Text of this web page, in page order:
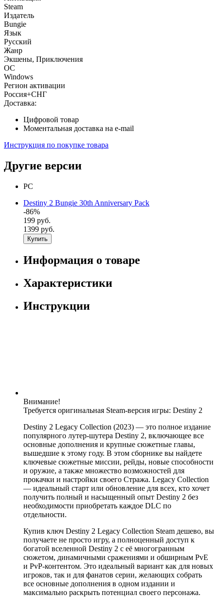
Steam
Издатель
Bungie
Язык
Русский
Жанр
Экшены, Приключения
ОС
Windows
Регион активации
Россия+СНГ
Доставка:
Цифровой товар
Моментальная доставка на e-mail
Инструкция по покупке товара
Другие версии
PC
Destiny 2 Bungie 30th Anniversary Pack
-86%
199 руб.
1399 руб.
Купить
Информация о товаре
Характеристики
Инструкции
Внимание!
Требуется оригинальная Steam-версия игры: Destiny 2
Destiny 2 Legacy Collection (2023) — это полное издание
популярного лутер‑шутера Destiny 2, включающее все
основные дополнения и крупные сюжетные главы,
вышедшие к этому году. В этом сборнике вы найдете
ключевые сюжетные миссии, рейды, новые способности
и оружие, а также множество возможностей для
прокачки и настройки своего Стража. Legacy Collection
— идеальный старт или обновление для всех, кто хочет
получить полный и насыщенный опыт Destiny 2 без
необходимости приобретать каждое DLC по
отдельности.
Купив ключ Destiny 2 Legacy Collection Steam дешево, вы
получаете не просто игру, а полноценный доступ к
богатой вселенной Destiny 2 с её многогранным
сюжетом, динамичными сражениями и обширным PvE
и PvP-контентом. Это идеальный вариант как для новых
игроков, так и для фанатов серии, желающих собрать
все основные дополнения в одном издании и
максимально раскрыть потенциал своего персонажа.